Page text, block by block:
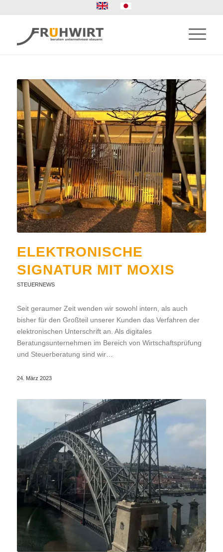
ELEKTRONISCHE
SIGNATUR MIT MOXIS
STEUERNEWS
Seit geraumer Zeit wenden wir sowohl intern, als auch
bisher für den Großteil unserer Kunden das Verfahren der
elektronischen Unterschrift an. Als digitales
Beratungsunternehmen im Bereich von Wirtschaftsprüfung
und Steuerberatung sind wir…
24. März 2023